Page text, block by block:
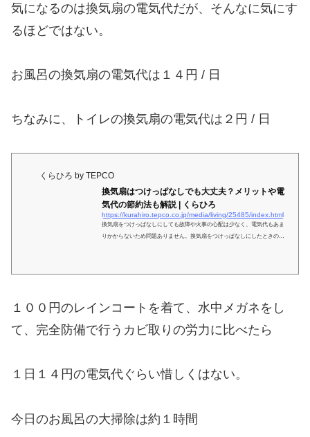
気になるのは換気扇の電気代だが、そんなに気にす
るほどではない。
お風呂の換気扇の電気代は１４円 / 日
ちなみに、トイレの換気扇の電気代は２円 / 日
くらひろ by TEPCO
換気扇はつけっぱなしでも大丈夫？メリットや電
気代の節約法も解説 | くらひろ
https://kurahiro.tepco.co.jp/media/living/25485/index.html
換気扇をつけっぱなしにしても故障や火事の心配は少なく、電気代もあま
りかからないため問題ありません。換気扇をつけっぱなしにしたときのメ
１００円のレインコートを着て、水中メガネをし
て、完全防備で行うカビ取りの労力に比べたら
１日１４円の電気代ぐらい惜しくはない。
今日のお風呂の大掃除は約１時間